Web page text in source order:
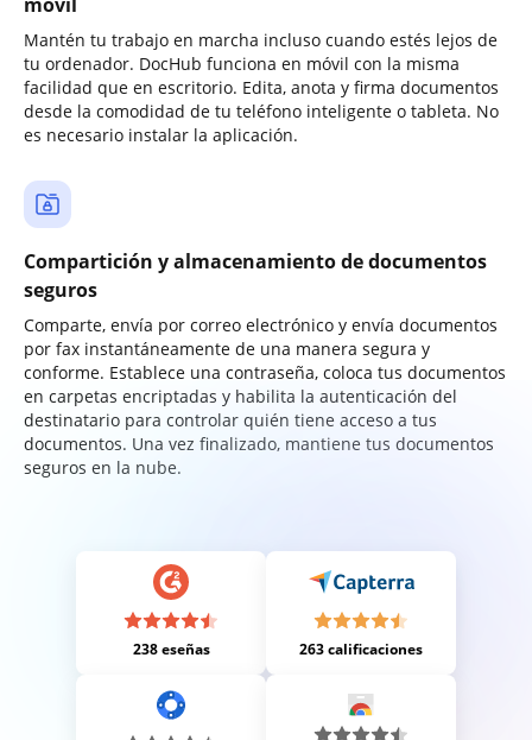
Mantén tu trabajo en marcha incluso cuando estés lejos de
tu ordenador. DocHub funciona en móvil con la misma
facilidad que en escritorio. Edita, anota y firma documentos
desde la comodidad de tu teléfono inteligente o tableta. No
es necesario instalar la aplicación.
Compartición y almacenamiento de documentos
seguros
Comparte, envía por correo electrónico y envía documentos
por fax instantáneamente de una manera segura y
conforme. Establece una contraseña, coloca tus documentos
en carpetas encriptadas y habilita la autenticación del
destinatario para controlar quién tiene acceso a tus
documentos. Una vez finalizado, mantiene tus documentos
seguros en la nube.
238 eseñas 263 calificaciones